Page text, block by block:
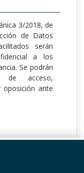
3/2018, de
de Datos
serán
a los
Se podrán
de acceso,
oposición ante